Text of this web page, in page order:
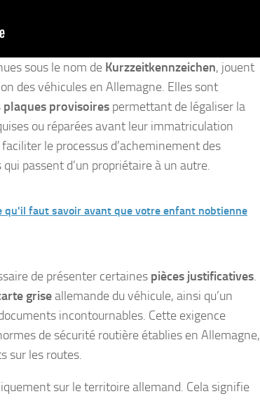
sous le nom de Kurzzeitkennzeichen, jouent
des véhicules en Allemagne. Elles sont
plaques provisoires permettant de légaliser la
ou réparées avant leur immatriculation
le processus d’acheminement des
passent d’un propriétaire à un autre.
qu'il faut savoir avant que votre enfant nobtienne
de présenter certaines pièces justificatives.
griseallemande du véhicule, ainsi qu’un
incontournables. Cette exigence
de sécurité routière établies en Allemagne,
sur les routes.
sur le territoire allemand. Cela signifie